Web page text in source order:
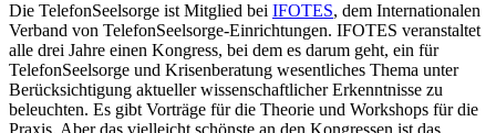
Die TelefonSeelsorge ist Mitglied bei IFOTES, dem Internationalen
Verband von TelefonSeelsorge-Einrichtungen. IFOTES veranstaltet
alle drei Jahre einen Kongress, bei dem es darum geht, ein für
TelefonSeelsorge und Krisenberatung wesentliches Thema unter
Berücksichtigung aktueller wissenschaftlicher Erkenntnisse zu
beleuchten. Es gibt Vorträge für die Theorie und Workshops für die
Praxis. Aber das vielleicht schönste an den Kongressen ist das